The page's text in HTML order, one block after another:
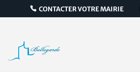
CONTACTER VOTRE MAIRIE